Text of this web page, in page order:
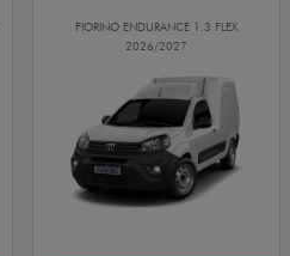
FIORINO ENDURANCE 1.3 FLEX
2026/2027